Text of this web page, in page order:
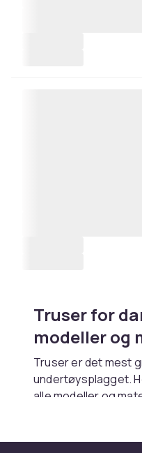
Truser for
modeller og
Truser er det mest
undertøysplagget.
alle modeller og